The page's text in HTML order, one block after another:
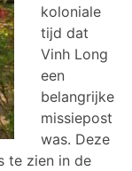
koloniale
tijd dat
Vinh Long
een
belangrijke
missiepost
was. Deze
te zien in de